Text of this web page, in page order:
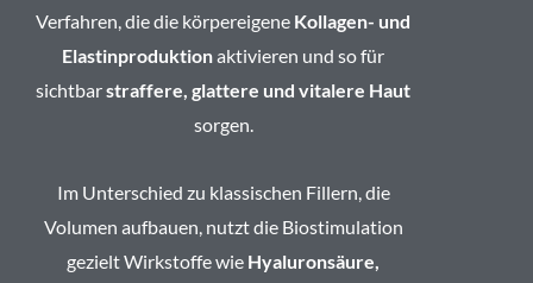
Verfahren, die die körpereigene Kollagen- und
Elastinproduktionaktivieren und so für
sichtbarstraffere, glattere und vitalere Haut
sorgen.
Im Unterschied zu klassischen Fillern, die
Volumen aufbauen, nutzt die Biostimulation
gezielt Wirkstoffe wie Hyaluronsäure,